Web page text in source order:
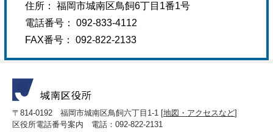
住所： 福岡市城南区鳥飼6丁目1番1号
電話番号： 092-833-4112
FAX番号： 092-822-2133
〒814-0192 福岡市城南区鳥飼六丁目1-1 [地図・アクセスなど]
区役所電話番号案内 電話：092-822-2131